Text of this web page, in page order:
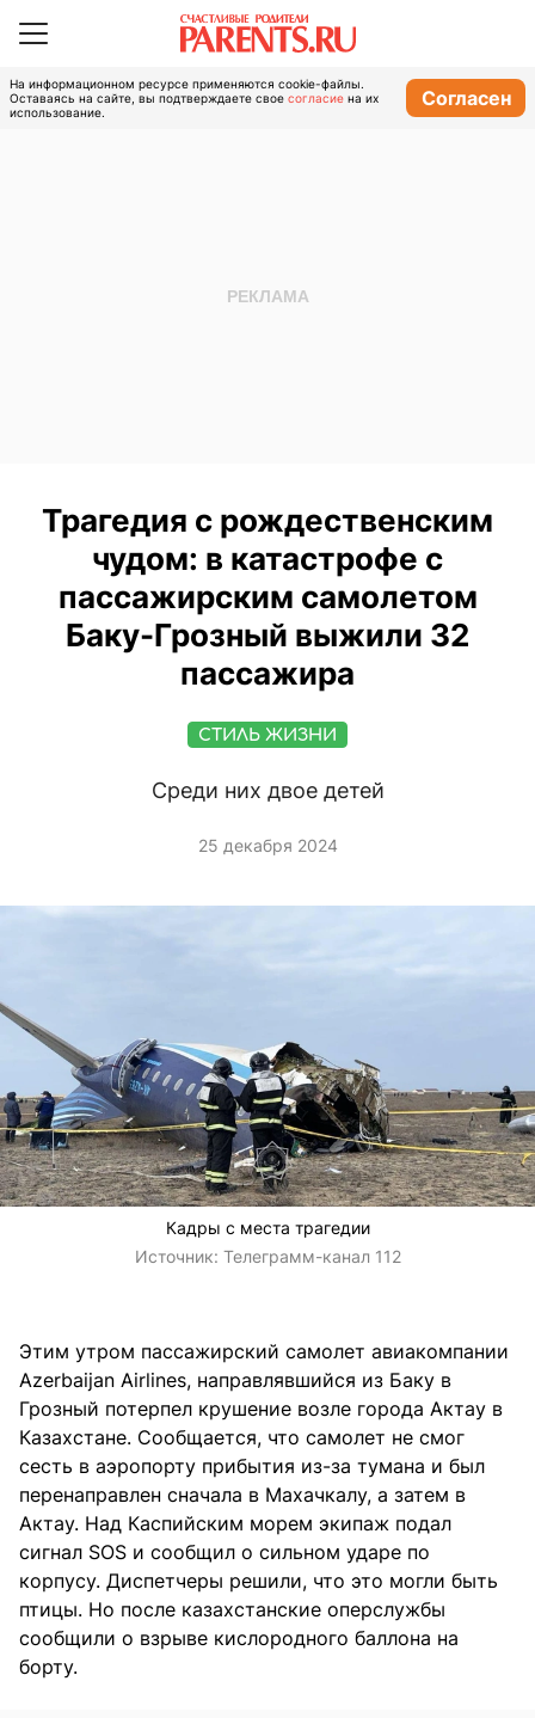
На информационном ресурсе применяются cookie-файлы.
Оставаясь на сайте, вы подтверждаете свое согласие на их
использование.
Согласен
Трагедия с рождественским
чудом: в катастрофе с
пассажирским самолетом
Баку-Грозный выжили 32
пассажира
СТИЛЬ ЖИЗНИ
Среди них двое детей
25 декабря 2024
Кадры с места трагедии
Источник: Телеграмм-канал 112
Этим утром пассажирский самолет авиакомпании
Azerbaijan Airlines, направлявшийся из Баку в
Грозный потерпел крушение возле города Актау в
Казахстане. Сообщается, что самолет не смог
сесть в аэропорту прибытия из-за тумана и был
перенаправлен сначала в Махачкалу, а затем в
Актау. Над Каспийским морем экипаж подал
сигнал SOS и сообщил о сильном ударе по
корпусу. Диспетчеры решили, что это могли быть
птицы. Но после казахстанские оперслужбы
сообщили о взрыве кислородного баллона на
борту.